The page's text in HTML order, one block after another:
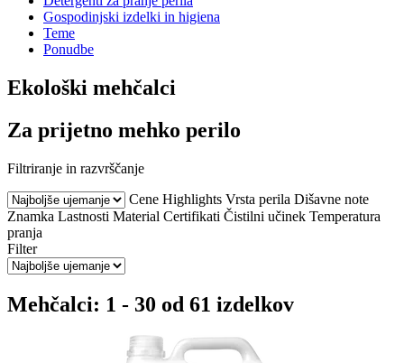
Gospodinjski izdelki in higiena
Teme
Ponudbe
Ekološki mehčalci
Za prijetno mehko perilo
Filtriranje in razvrščanje
Cene Highlights Vrsta perila Dišavne note
Znamka Lastnosti Material Certifikati Čistilni učinek Temperatura
pranja
Filter
Mehčalci: 1 - 30 od 61 izdelkov